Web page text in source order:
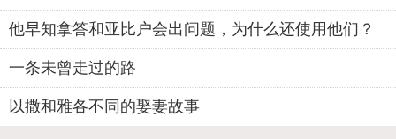
他早知拿答和亚比户会出问题，为什么还使用他们？
一条未曾走过的路
以撒和雅各不同的娶妻故事